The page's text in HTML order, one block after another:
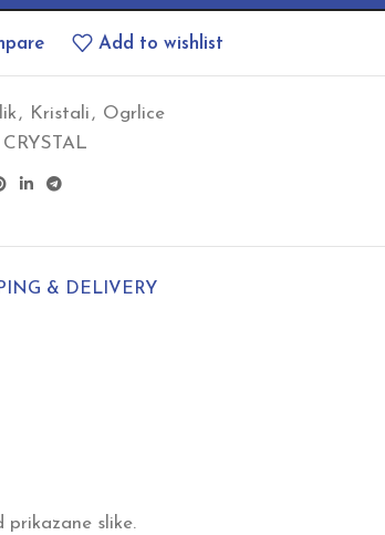
Add to wishlist
, Kristali , Ogrlice
CRYSTAL
& DELIVERY
slike.